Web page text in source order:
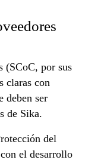
(SCoC, por sus
claras con
deben ser
de Sika.
del
el desarrollo